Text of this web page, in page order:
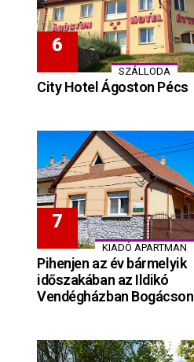
SZÁLLODA
City Hotel Ágoston Pécs
KIADÓ APARTMAN
Pihenjen az év bármelyik
időszakában az Ildikó
Vendégházban Bogácson